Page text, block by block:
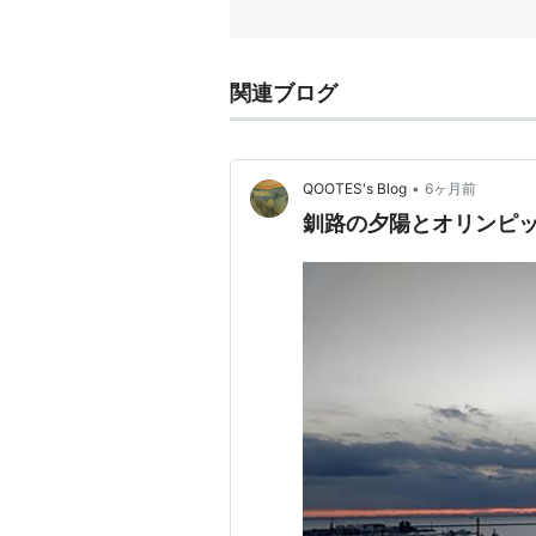
関連ブログ
QOOTES's Blog • 6ヶ月前
釧路の夕陽とオリンピ